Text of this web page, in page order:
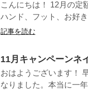
こんにちは！ 12月の定
ハンド、フット、お好
記事を読む
11月キャンペーンネ
おはようございます！
なりました。本当に一